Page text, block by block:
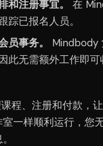
和注册事宜。
在
踪已报名人员。
员事务。
Mindbody
此无需额外工作即
程、注册和付款，
一样顺利运行，您